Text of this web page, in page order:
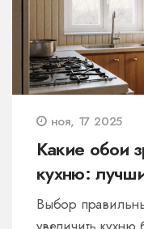
ноя, 17 2025
Какие обои
кухню:
текстуры
Выбор